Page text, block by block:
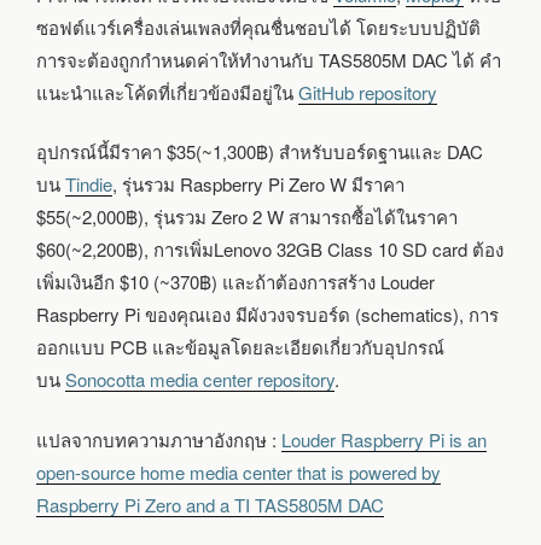
ซอฟต์แวร์เครื่องเล่นเพลงที่คุณชื่นชอบได้ โดยระบบปฏิบัติ
การจะต้องถูกกำหนดค่าให้ทำงานกับ TAS5805M DAC ได้ คำ
แนะนำและโค้ดที่เกี่ยวข้องมีอยู่ในGitHub repository
อุปกรณ์นี้มีราคา $35(~1,300฿) สำหรับบอร์ดฐานและ DAC
บนTindie, รุ่นรวม Raspberry Pi Zero W มีราคา
$55(~2,000฿), รุ่นรวม Zero 2 W สามารถซื้อได้ในราคา
$60(~2,200฿), การเพิ่มLenovo 32GB Class 10 SD card ต้อง
เพิ่มเงินอีก $10 (~370฿) และถ้าต้องการสร้าง Louder
Raspberry Pi ของคุณเอง มีผังวงจรบอร์ด (schematics), การ
ออกแบบ PCB และข้อมูลโดยละเอียดเกี่ยวกับอุปกรณ์
บนSonocotta media center repository.
แปลจากบทความภาษาอังกฤษ : Louder Raspberry Pi is an
open-source home media center that is powered by
Raspberry Pi Zero and a TI TAS5805M DAC